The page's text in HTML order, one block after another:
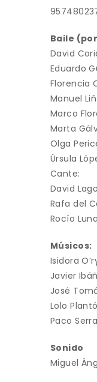
Baile
David
Eduardo
Florencia
Manuel
Marco
Marta
Olga
Úrsula
Cante:
David
Rafa del
Rocío Luna
Músicos:
Isidora
Javier
José
Lolo
Paco
Sonido
Miguel